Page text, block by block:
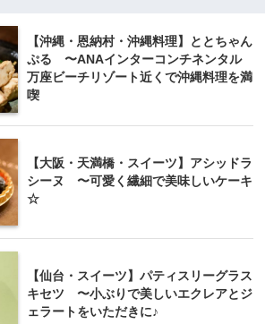
【沖縄・恩納村・沖縄料理】ととちゃん
ぷる 〜ANAインターコンチネンタル
万座ビーチリゾート近くで沖縄料理を満
喫
【大阪・天満橋・スイーツ】アシッドラ
シーヌ 〜可愛く繊細で美味しいケーキ
☆
【仙台・スイーツ】パティスリーグラス
キセツ 〜小ぶりで美しいエクレアとジ
ェラートをいただきに♪